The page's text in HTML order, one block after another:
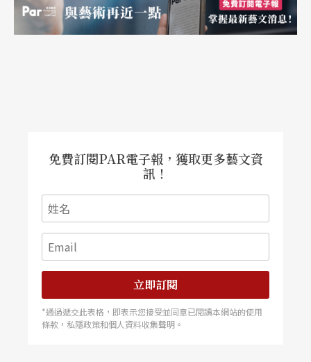
家。」
高地厚的佩托洛夫，在十年級參加全俄音樂比賽時
慘遭滑鐵盧，他那犀利的技巧並未獲評審垂靑。直
到他進入莫斯科音樂院後，才從諾伊豪斯樂派名師
扎克（Yakov Zak）處開竅。諾伊豪斯的音樂哲學重
視旁徵博引、觸類旁通，扎克爲佩托洛夫開啓了藝
術殿堂更開濶的空間，並敎他如何更有效率地發揮
潛能。
免費訂閱PAR電子報，獲取更多藝文資
訊！
立即訂閱
*通過遞交此表格，即表示您接受並同意已閱讀本網站的使用
條款，私隱政策和個人資料收集聲明。